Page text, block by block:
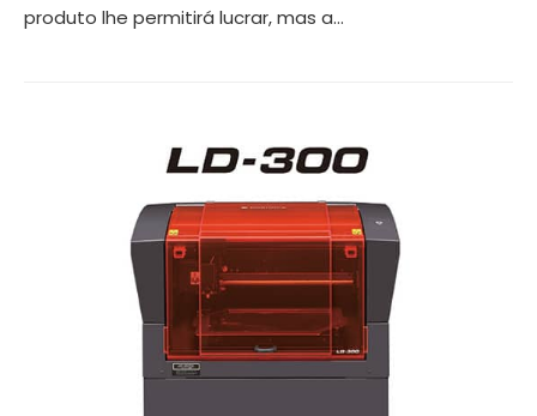
produto lhe permitirá lucrar, mas a…